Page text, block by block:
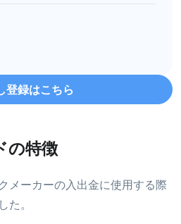
登録はこちら
の特徴
メーカーの入出金に使用する際
。